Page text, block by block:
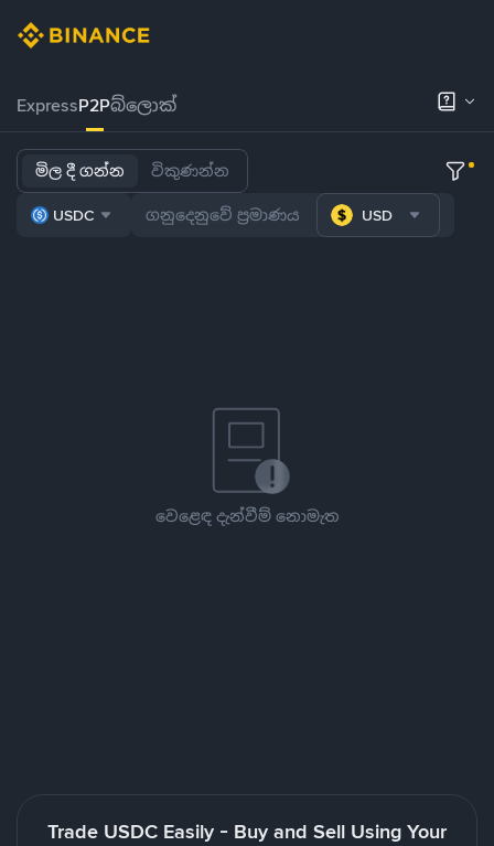
ExpressP2Pබ්ලොක්
මිල දී ගන්න විකුණන්න
USDC USD
වෙළෙඳ දැන්වීම් නොමැත
Trade USDC Easily - Buy and Sell Using Your